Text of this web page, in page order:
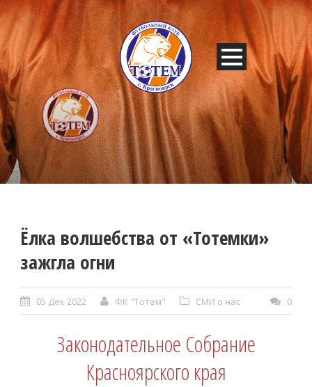
Ёлка волшебства от «Тотемки»
зажгла огни
05 Дек 2022 ФК "Тотем" СМИ о нас 0
Законодательное Собрание
Красноярского края